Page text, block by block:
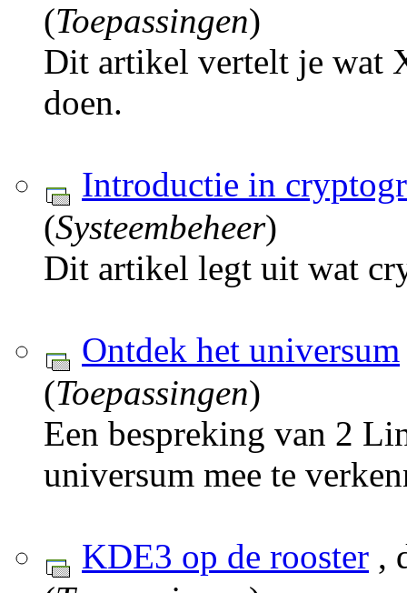
(Toepassingen)
Dit artikel vertelt je wat
doen.
Introductie in
(Systeembeheer)
Dit artikel legt uit wat
Ontdek het universum
(Toepassingen)
Een bespreking van 2
universum mee te
KDE3 op de rooster ,